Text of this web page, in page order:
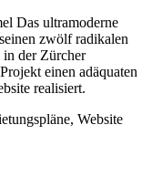
Das ultramoderne
zwölf radikalen
in der Zürcher
einen adäquaten
realisiert.
Website